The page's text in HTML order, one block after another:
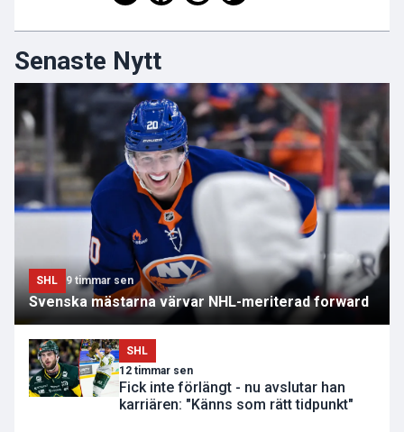
Senaste Nytt
SHL 9 timmar sen
Svenska mästarna värvar NHL-meriterad forward
SHL
12 timmar sen
Fick inte förlängt - nu avslutar han
karriären: "Känns som rätt tidpunkt"